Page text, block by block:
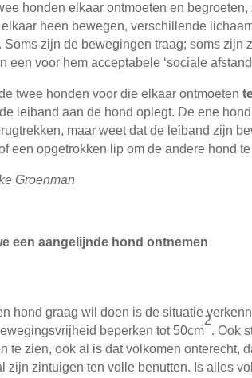
honden elkaar ontmoeten en begroeten,
heen bewegen, verschillende
Soms zijn de bewegingen traag; soms
een voor hem acceptabele ‘sociale
twee honden voor die elkaar ontmoeten
leiband aan de hond oplegt. De ene
maar weet dat de leiband zijn
een opgetrokken lip om de andere hond
Groenman
een aangelijnde hond ontnemen
hond graag wil doen is de situatie
beperken tot 50cm
2
. Ook
te zien, ook al is dat volkomen onterecht,
zijn zintuigen ten volle benutten. Is alles